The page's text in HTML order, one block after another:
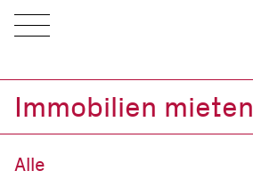
Immobilien mieten
Alle